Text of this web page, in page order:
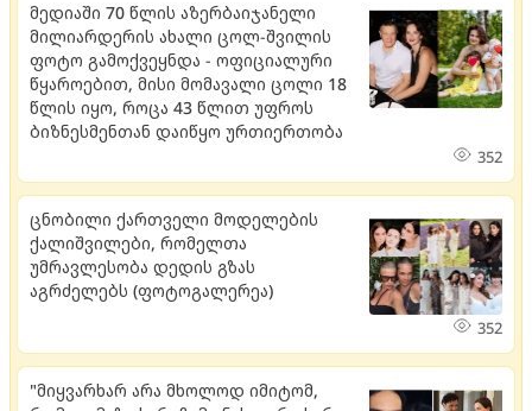
მედიაში 70 წლის აზერბაიჯანელი
მილიარდერის ახალი ცოლ-შვილის
ფოტო გამოქვეყნდა - ოფიციალური
წყაროებით, მისი მომავალი ცოლი 18
წლის იყო, როცა 43 წლით უფროს
ბიზნესმენთან დაიწყო ურთიერთობა
352
ცნობილი ქართველი მოდელების
ქალიშვილები, რომელთა
უმრავლესობა დედის გზას
აგრძელებს (ფოტოგალერეა)
352
"მიყვარხარ არა მხოლოდ იმიტომ,